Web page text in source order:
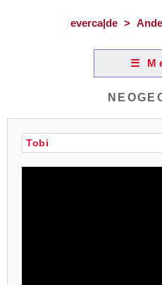
everca|de >
☰
Tobi